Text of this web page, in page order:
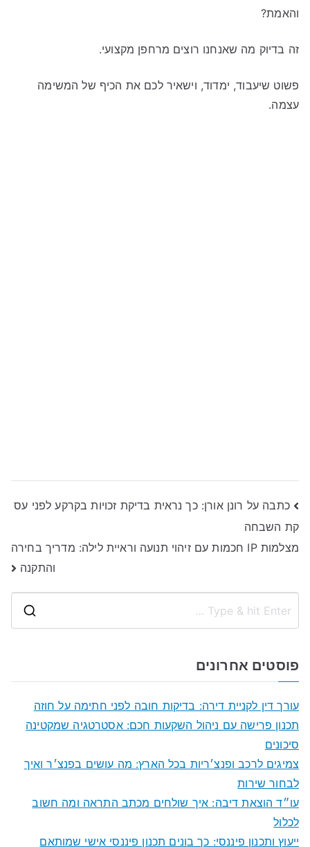
והאמת?
זה בדיוק מה שאנחנו רוצים מרחפן מקצועי.
פשוט שיעבוד, ימדוד, וישאיר לכם את הכיף של המשימה
עצמה.
ניווט
כתבה על רונן אורן: כך נראית בדיקת זכויות בקרקע לפני עס
קת השבחה
מצלמות IP חכמות עם זיהוי תנועה וראיית לילה: מדריך בחירה
והתקנה
פוסטים אחרונים
עורך דין לקניית דירה: בדיקות חובה לפני חתימה על חוזה
תכנון פרישה עם ניהול השקעות חכם: אסטרטגיה שמקטינה
סיכונים
צמיגים לרכב ופנצ׳ריות בכל הארץ: מה עושים בפנצ׳ר ואיך
לבחור שירות
עו״ד הוצאת דיבה: איך שולחים מכתב התראה ומה חשוב
לכלול
ייעוץ ותכנון פיננסי: כך בונים תכנון פיננסי אישי שמותאם